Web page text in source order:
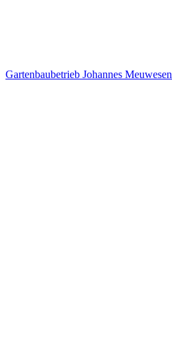
Gartenbaubetrieb Johannes Meuwesen